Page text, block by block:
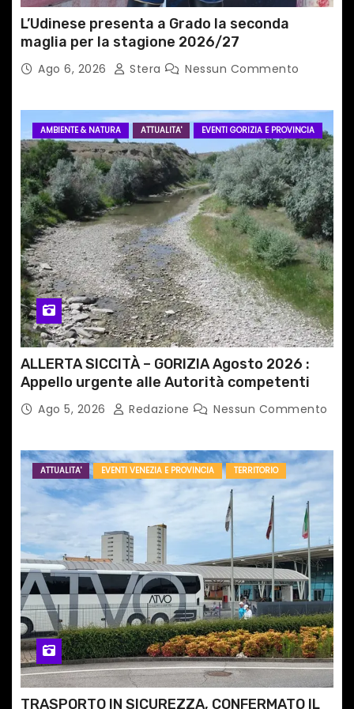
i
L’Udinese presenta a Grado la seconda
maglia per la stagione 2026/27
Ago 6, 2026 Stera Nessun Commento
AMBIENTE & NATURA ATTUALITA' EVENTI GORIZIA E PROVINCIA
ALLERTA SICCITÀ – GORIZIA Agosto 2026 :
Appello urgente alle Autorità competenti
Ago 5, 2026 Redazione Nessun Commento
ATTUALITA' EVENTI VENEZIA E PROVINCIA TERRITORIO
TRASPORTO IN SICUREZZA, CONFERMATO IL